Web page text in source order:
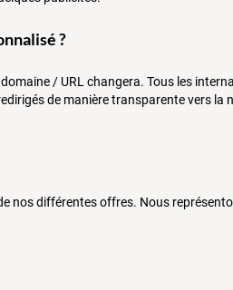
?
/ URL changera. Tous les
de manière transparente vers la
nos différentes offres. Nous